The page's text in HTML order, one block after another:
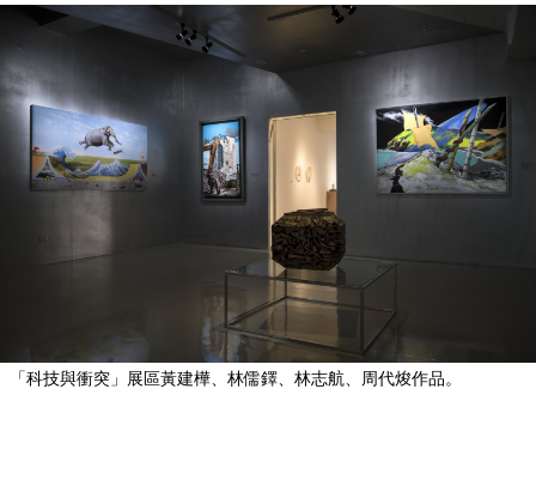
「科技與衝突」展區黃建樺、林儒鐸、林志航、周代焌作品。